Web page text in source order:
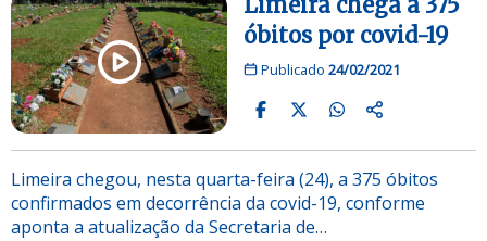
óbitos por covid-19
Publicado 24/02/2021
Limeira chegou, nesta quarta-feira (24), a 375 óbitos
confirmados em decorrência da covid-19, conforme
aponta a atualização da Secretaria de…